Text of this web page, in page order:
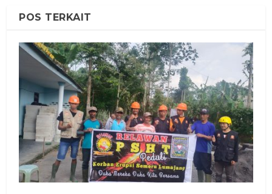
POS TERKAIT